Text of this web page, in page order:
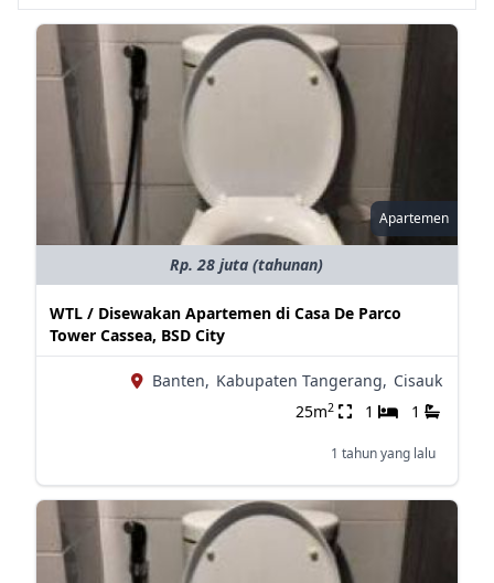
Apartemen
Rp. 28 juta (tahunan)
WTL / Disewakan Apartemen di Casa De Parco
Tower Cassea, BSD City
Banten, Kabupaten Tangerang, Cisauk
25m2 1 1
1 tahun yang lalu